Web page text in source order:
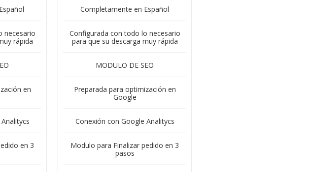
necesario
rápida
en
en 3
Completamente en Español
Configurada con todo lo necesario
para que su descarga muy rápida
MODULO DE SEO
Preparada para optimización en
Google
Conexión con Google Analitycs
Modulo para Finalizar pedido en 3
pasos